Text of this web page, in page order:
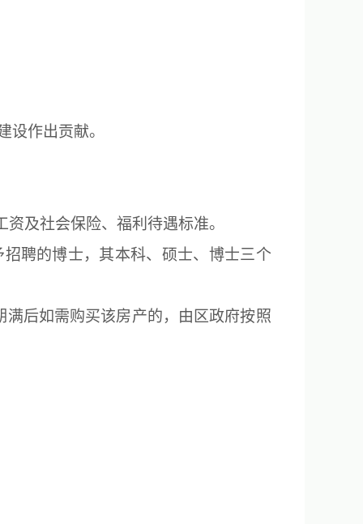
设作出贡献。
及社会保险、福利待遇标准。
聘的博士，其本科、硕士、博士三个
后如需购买该房产的，由区政府按照